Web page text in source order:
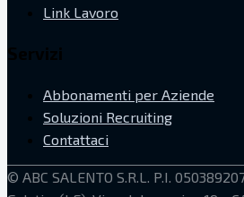
Link Lavoro
Abbonamenti per Aziende
Soluzioni Recruiting
Contattaci
© ABC SALENTO S.R.L. P.I.